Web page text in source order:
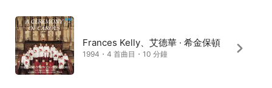
Frances Kelly、艾德華 · 希金保頓
1994・4 首曲目・10 分鐘